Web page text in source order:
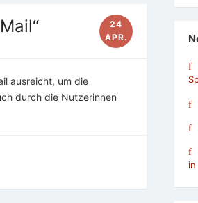
24
APR.
ausreicht, um die
durch die Nutzerinnen